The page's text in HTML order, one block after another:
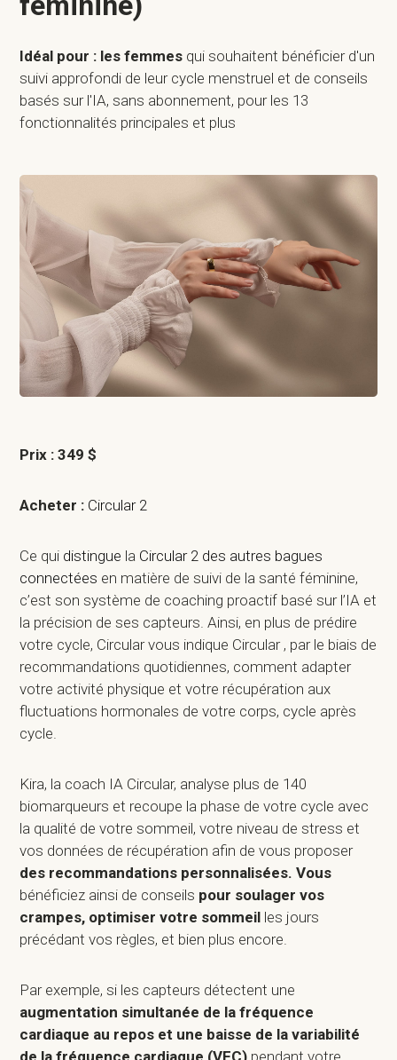
Idéal pour : les femmes qui souhaitent bénéficier d'un
suivi approfondi de leur cycle menstruel et de conseils
basés sur l'IA, sans abonnement, pour les 13
fonctionnalités principales et plus
Prix : 349 $
Acheter : Circular 2
Ce qui distingue la Circular 2 des autres bagues
connectées en matière de suivi de la santé féminine,
c’est son système de coaching proactif basé sur l’IA et
la précision de ses capteurs. Ainsi, en plus de prédire
votre cycle, Circular vous indique Circular , par le biais de
recommandations quotidiennes, comment adapter
votre activité physique et votre récupération aux
fluctuations hormonales de votre corps, cycle après
cycle.
Kira, la coach IA Circular, analyse plus de 140
biomarqueurs et recoupe la phase de votre cycle avec
la qualité de votre sommeil, votre niveau de stress et
vos données de récupération afin de vous proposer
des recommandations personnalisées. Vous
bénéficiez ainsi de conseils pour soulager vos
crampes, optimiser votre sommeil les jours
précédant vos règles, et bien plus encore.
Par exemple, si les capteurs détectent une
augmentation simultanée de la fréquence
cardiaque au repos et une baisse de la variabilité